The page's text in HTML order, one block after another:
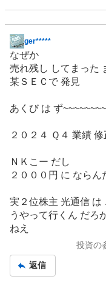
掲
示
板
記
ger*****
なぜか
売れ残し してまった
某ＳＥＣで 発見
あくび は ず
２０２４ Ｑ４ 業績
ＮＫこー だし
２０００円 に ならん
実２位株主 光通信 は
うやって行くん だろ
ねえ
投資の
返信